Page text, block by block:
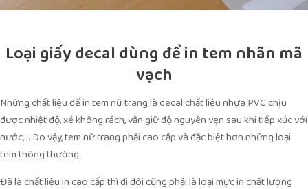
Loại giấy decal dùng để in tem nhãn mã
vạch
Những chất liệu để in tem nữ trang là decal chất liệu nhựa PVC chịu
được nhiệt độ, xé không rách, vẫn giữ độ nguyên vẹn sau khi tiếp xúc với
nước,… Do vậy, tem nữ trang phải cao cấp và đặc biệt hơn những loại
tem thông thường.
Đã là chất liệu in cao cấp thì đi đôi cũng phải là loại mực in chất lượng